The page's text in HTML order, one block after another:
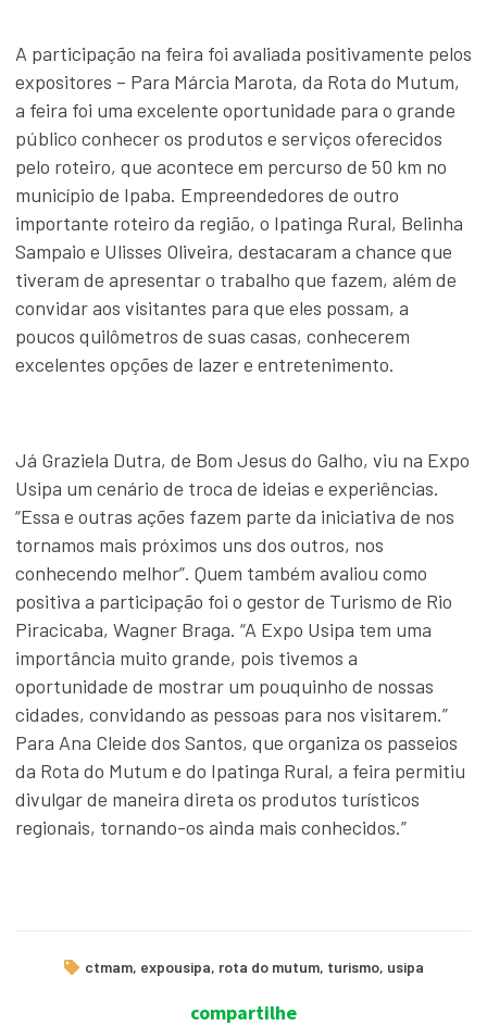
A participação na feira foi avaliada positivamente pelos
expositores – Para Márcia Marota, da Rota do Mutum,
a feira foi uma excelente oportunidade para o grande
público conhecer os produtos e serviços oferecidos
pelo roteiro, que acontece em percurso de 50 km no
município de Ipaba. Empreendedores de outro
importante roteiro da região, o Ipatinga Rural, Belinha
Sampaio e Ulisses Oliveira, destacaram a chance que
tiveram de apresentar o trabalho que fazem, além de
convidar aos visitantes para que eles possam, a
poucos quilômetros de suas casas, conhecerem
excelentes opções de lazer e entretenimento.
Já Graziela Dutra, de Bom Jesus do Galho, viu na Expo
Usipa um cenário de troca de ideias e experiências.
“Essa e outras ações fazem parte da iniciativa de nos
tornamos mais próximos uns dos outros, nos
conhecendo melhor”. Quem também avaliou como
positiva a participação foi o gestor de Turismo de Rio
Piracicaba, Wagner Braga. “A Expo Usipa tem uma
importância muito grande, pois tivemos a
oportunidade de mostrar um pouquinho de nossas
cidades, convidando as pessoas para nos visitarem.”
Para Ana Cleide dos Santos, que organiza os passeios
da Rota do Mutum e do Ipatinga Rural, a feira permitiu
divulgar de maneira direta os produtos turísticos
regionais, tornando-os ainda mais conhecidos.”
ctmam, expousipa, rota do mutum, turismo, usipa
compartilhe